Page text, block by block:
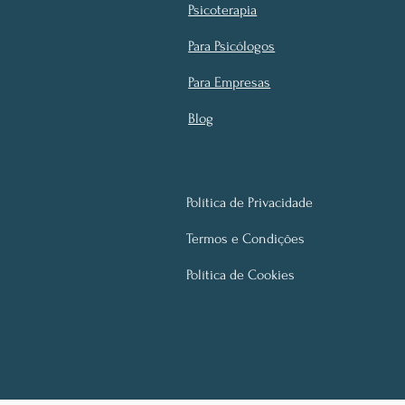
Psicoterapia
Para Psicólogos
Para Empresas
Blog
Política de Privacidade
Termos e Condições
Política de Cookies